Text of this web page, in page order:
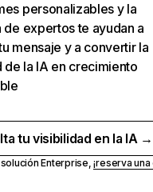
personalizables y la
de expertos te ayudan a
mensaje y a convertir la
de la IA en crecimiento
tu visibilidad en la IA →
Enterprise,¡reserva